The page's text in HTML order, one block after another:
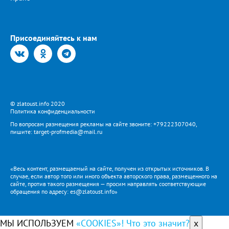
Присоединяйтесь к нам
© zlatoust.info 2020
Политика конфиденциальности
По вопросам размещения рекламы на сайте звоните: +79222307040,
пишите: target-profmedia@mail.ru
«Весь контент, размещаемый на сайте, получен из открытых источников. В
случае, если автор того или иного объекта авторского права, размещенного на
сайте, против такого размещения — просим направлять соответствующие
обращения по адресу: es@zlatoust.info»
МЫ ИСПОЛЬЗУЕМ «COOKIES»! Что это значит? x